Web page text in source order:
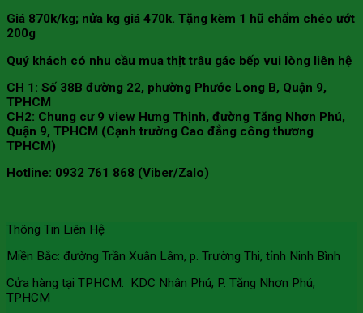
Giá 870k/kg; nửa kg giá 470k. Tặng kèm 1 hũ chẩm chéo ướt
200g
Quý khách có nhu cầu mua thịt trâu gác bếp vui lòng liên hệ
CH 1: Số 38B đường 22, phường Phước Long B, Quận 9,
TPHCM
CH2: Chung cư 9 view Hưng Thịnh, đường Tăng Nhơn Phú,
Quận 9, TPHCM (Cạnh trường Cao đẳng công thương
TPHCM)
Hotline: 0932 761 868 (Viber/Zalo)
Thông Tin Liên Hệ
Miền Bắc: đường Trần Xuân Lâm, p. Trường Thi, tỉnh Ninh Bình
Cửa hàng tại TPHCM: KDC Nhân Phú, P. Tăng Nhơn Phú,
TPHCM